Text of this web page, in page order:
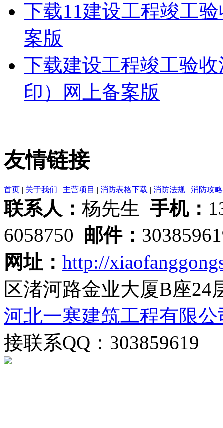
下载11建设工程竣工
案版
下载建设工程竣工验
印）网上备案版
友情链接
首页 | 关于我们 | 主营项目 | 消防表格下载 | 消防法规 | 消防攻略
联系人： 杨先生 手机：
6058750 邮件：
网址： http://
区渚河路金业大厦B座24
河北一寒建筑工程有限公
接联系QQ：303859619